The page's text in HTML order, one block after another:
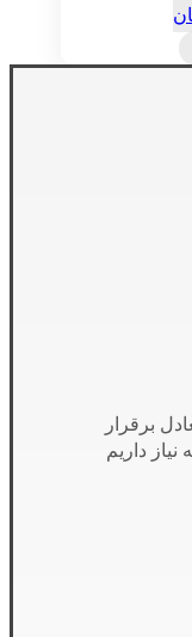
برقرار
داریم